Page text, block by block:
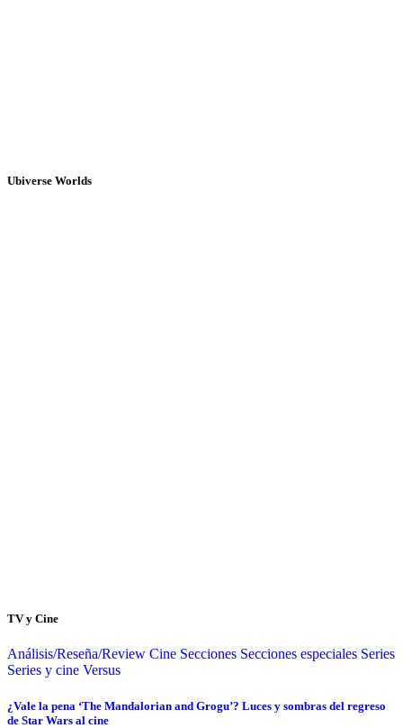
Ubiverse Worlds
TV y Cine
Análisis/Reseña/Review Cine Secciones Secciones especiales Series
Series y cine Versus
¿Vale la pena ‘The Mandalorian and Grogu’? Luces y sombras del regreso
de Star Wars al cine